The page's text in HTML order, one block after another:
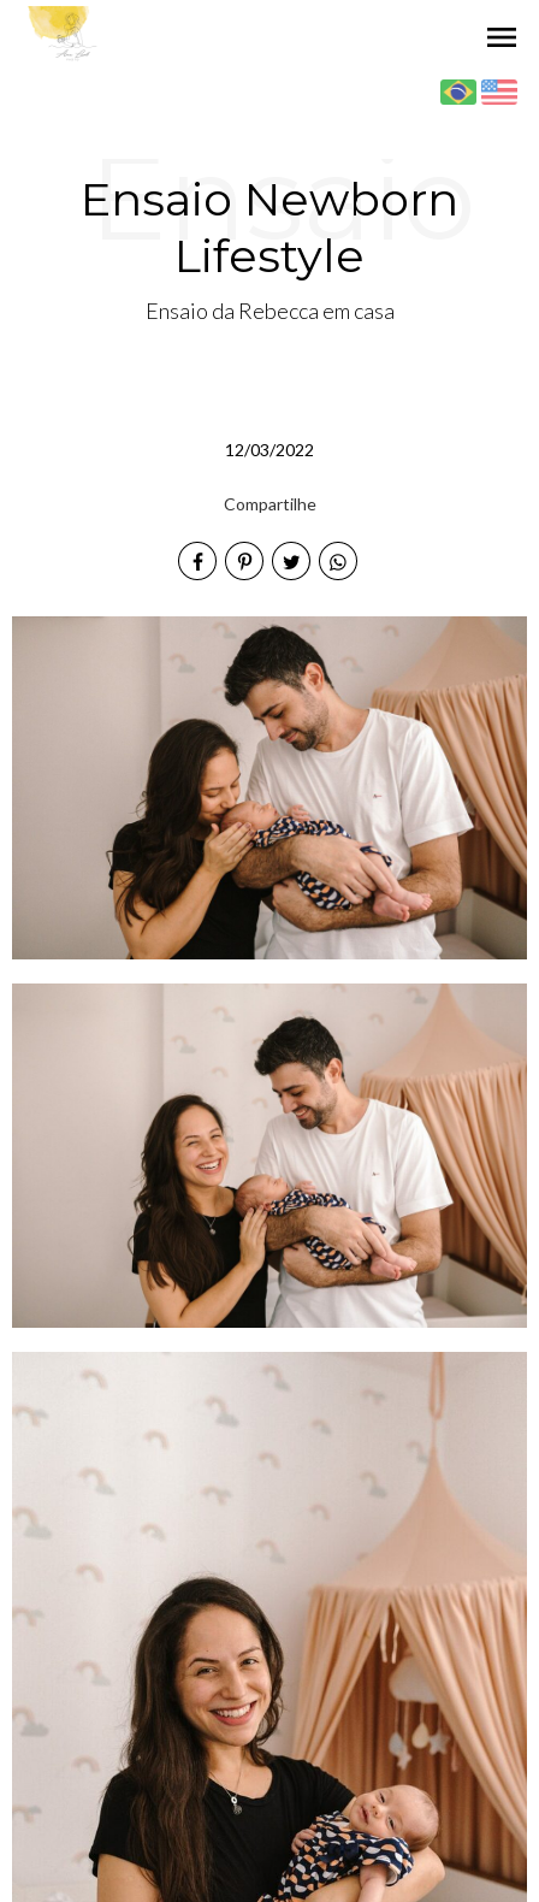
menu
Ensaio Newborn
Lifestyle
Ensaio
Newbor
n
Lifestyl
e
Ensaio da Rebecca em casa
12/03/2022
Compartilhe